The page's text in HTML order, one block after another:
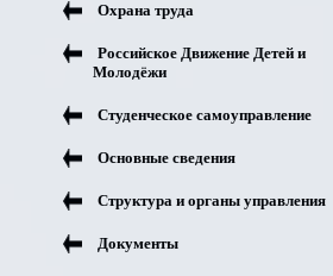
Охрана труда
Российское Движение Детей и
Молодёжи
Студенческое самоуправление
Основные сведения
Структура и органы управления
Документы